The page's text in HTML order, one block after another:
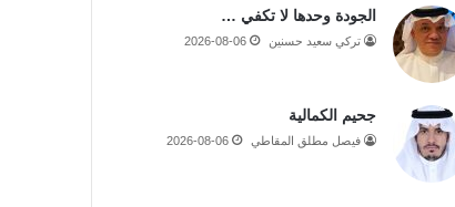
الجودة وحدها لا تكفي …
تركي سعيد حسنين 2026-08-06
جحيم الكمالية
فيصل مطلق المقاطي 2026-08-06